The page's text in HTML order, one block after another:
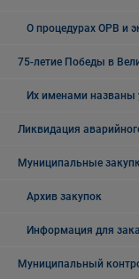
О процедурах ОРВ и
75-летие Победы в
Их именами названы
Ликвидация
Муниципальные
Архив закупок
Информация для
Муниципальный